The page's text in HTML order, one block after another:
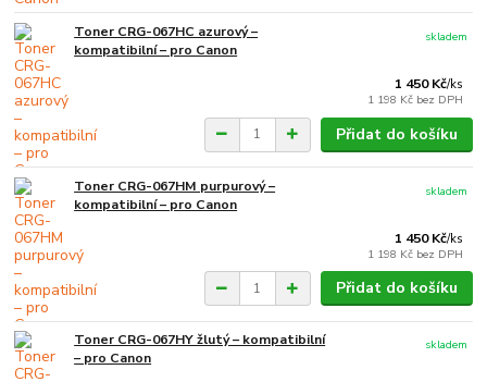
Toner CRG-067HC azurový –
kompatibilní – pro Canon
1 450 Kč/ks
1 198 Kč bez DPH
skladem
Přidat do košíku
Toner CRG-067HM purpurový –
kompatibilní – pro Canon
1 450 Kč/ks
1 198 Kč bez DPH
skladem
Přidat do košíku
Toner CRG-067HY žlutý – kompatibilní
– pro Canon
skladem